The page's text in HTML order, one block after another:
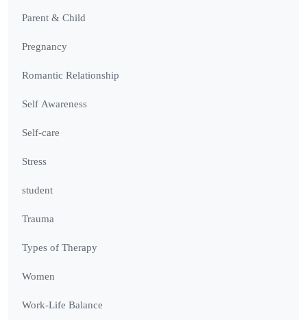
Parent & Child
Pregnancy
Romantic Relationship
Self Awareness
Self-care
Stress
student
Trauma
Types of Therapy
Women
Work-Life Balance